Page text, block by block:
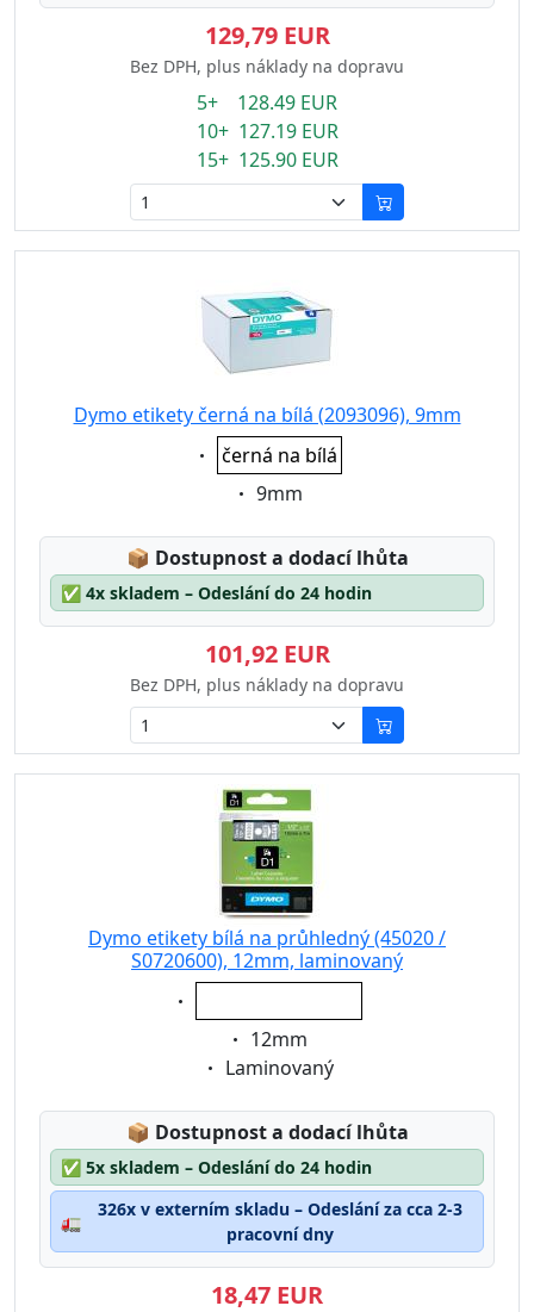
129,79 EUR
Bez DPH, plus náklady na dopravu
5+ 128.49 EUR
10+ 127.19 EUR
15+ 125.90 EUR
Dymo etikety černá na bílá (2093096), 9mm
Eigenschaft:
černá na bílá
Eigenschaft:
9mm
📦 Lagerstatus:
Dostupnost a dodací lhůta
✅ 4x skladem – Odeslání do 24 hodin
101,92 EUR
Bez DPH, plus náklady na dopravu
Dymo etikety bílá na průhledný (45020 /
S0720600), 12mm, laminovaný
Eigenschaft:
Eigenschaft:
12mm
Eigenschaft:
Laminovaný
📦 Lagerstatus:
Dostupnost a dodací lhůta
✅ 5x skladem – Odeslání do 24 hodin
🚛
326x v externím skladu – Odeslání za cca 2-3
pracovní dny
18,47 EUR